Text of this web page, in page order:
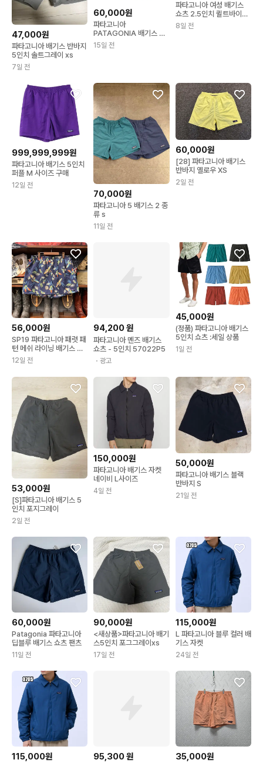
47,000원
파타고니아 배기스 반바지
5인치 솔트그레이 xs
7일 전
60,000원
파타고니아
PATAGONIA 배기스 숏
팬츠 S / k6096
15일 전
파타고니아 여성 배기스
쇼츠 2.5인치 퀼트바이올
렛 S
8일 전
999,999,999원
파타고니아 배기스 5인치
퍼플 M 사이즈 구매
12일 전
70,000원
파타고니아 5 배기스 2 종
류 s
11일 전
60,000원
[28] 파타고니아 배기스
반바지 옐로우 XS
2일 전
56,000원
SP19 파타고니아 패럿 패
턴 메쉬 라이닝 배기스 쇼
츠 N2118
12일 전
94,200원
파타고니아 멘즈 배기스
쇼츠 - 5인치 57022P5
・광고
45,000원
(정품) 파타고니아 배기스
5인치 쇼츠 :세일 상품
1일 전
53,000원
[S]파타고니아 배기스 5
인치 포지그레이
2일 전
150,000원
파타고니아 배기스 자켓
네이비 L사이즈
4일 전
50,000원
파타고니아 배기스 블랙
반바지 S
21일 전
60,000원
Patagonia 파타고니아
딥블루 배기스 쇼츠 팬츠
11일 전
90,000원
<새상품>파타고니아 배기
스5인치 포그그레이xs
17일 전
115,000원
L 파타고니아 블루 컬러 배
기스 자켓
24일 전
115,000원 95,300원 35,000원